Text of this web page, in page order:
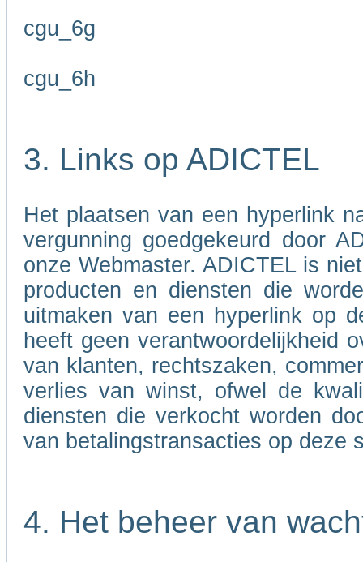
cgu_6g
cgu_6h
3. Links op ADICTEL
Het plaatsen van een hyperlink
vergunning goedgekeurd door
onze Webmaster. ADICTEL is
producten en diensten die
uitmaken van een hyperlink op
heeft geen verantwoordelijkheid
van klanten, rechtszaken,
verlies van winst, ofwel de
diensten die verkocht worden
van betalingstransacties op deze
4. Het beheer van